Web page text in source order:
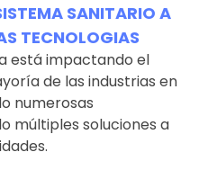
SANITARIO A
TECNOLOGIAS
está impactando el
de las industrias en
numerosas
múltiples soluciones a